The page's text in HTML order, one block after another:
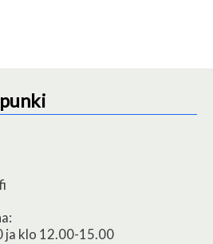
ja klo 12.00-15.00